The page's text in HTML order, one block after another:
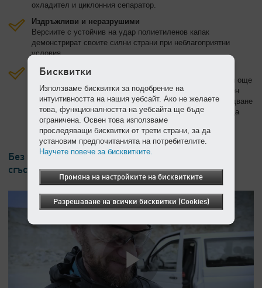
охладител и циклонния сепаратор.
Издръжливи и неразрушими
Версиите с устойчив на удар полиетиленов капак
демонстрират своите силни страни при неблагоприятни
условия.
Разнообразни опции
Добре обмислените опции правят мобилните компресори още
по-универсални. Благодарение на обработката на сгъстен
въздух, макари за маркучи, отделения за чукове, оборудване
за рафинерия или затворен събирателен съд, те могат да
бъдат перфектно пригодени за всяко приложение.
Без повече замръзване на Вашето оборудване за
сгъстен въздух
Бисквитки
Използваме бисквитки за подобрение на
интуитивността на нашия уебсайт. Ако не желаете
това, функционалността на уебсайта ще бъде
ограничена. Освен това използваме
проследяващи бисквитки от трети страни, за да
установим предпочитанията на потребителите.
Научете повече за бисквитките.
Промяна на настройките на бисквитките
Разрешаване на всички бисквитки (Cookies)